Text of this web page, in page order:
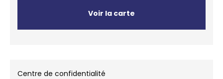
Voir la carte
Centre de confidentialité